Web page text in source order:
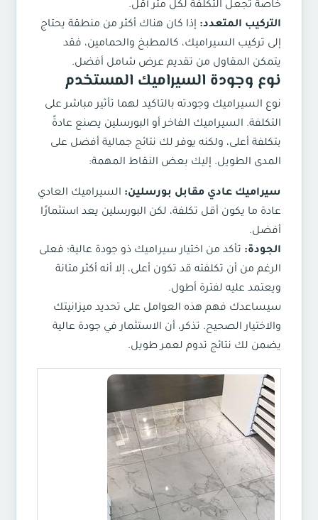
خاصة تجعل التكلفة لكل متر أقل.
التركيب المتعدد: إذا كان هناك أكثر من منطقة يحتاج
إلى تركيب السيراميك، كالمطبخ والحمامين، فقد
يتمكن المقاول من تقديم عرض شامل أفضل.
نوع وجودة السيراميك المستخدم
نوع السيراميك وجودته بالتاكيد لهما تأثير مباشر على
التكلفة. السيراميك الفاخر أو البورسلين يصنع عادةً
بتكلفة أعلى، ولكنه يوفر لك نتائج جمالية أفضل على
المدى الطويل. إليك بعض النقاط المهمة:
سيراميك عادي مقابل بورسلين: السيراميك العادي
عادة ما يكون أقل تكلفة، لكن البورسلين يعد استثمارًا
أفضل.
الجودة: تأكد من اختيار سيراميك ذو جودة عالية؛ فعلى
الرغم من أن تكلفته قد تكون أعلى، إلا أنه أكثر متانة
ويعتمد عليه لفترة أطول.
سيساعدك فهم هذه العوامل على تحديد ميزانيتك
والاختيار الصحيح. تذكر، أن الاستثمار في جودة عالية
يضمن لك نتائج تدوم لعمر طويل.